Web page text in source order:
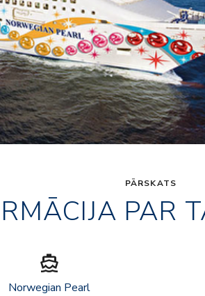
PĀRSKATS
PAR
directions_boat
Norwegian Pearl